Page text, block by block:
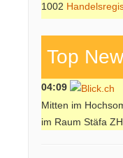
1002
Top
04:09
Mitten im
im Raum Stäfa ZH